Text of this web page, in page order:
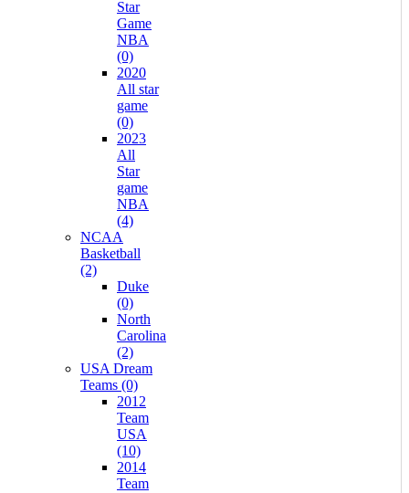
Star
Game
NBA
(0)
2020
All star
game
(0)
2023
All
Star
game
NBA
(4)
NCAA
Basketball
(2)
Duke
(0)
North
Carolina
(2)
USA Dream
Teams (0)
2012
Team
USA
(10)
2014
Team